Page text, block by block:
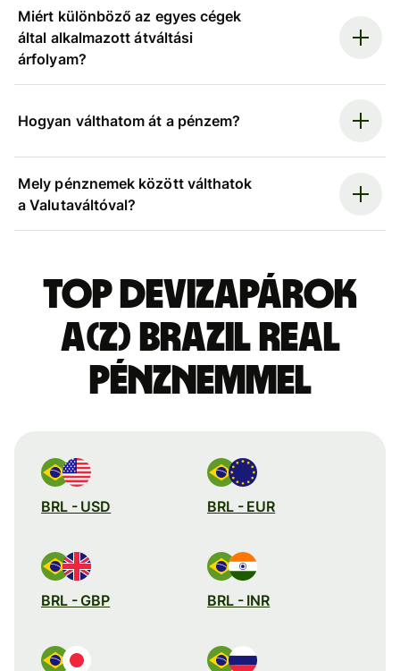
Miért különböző az egyes cégek
által alkalmazott átváltási
árfolyam?
Hogyan válthatom át a pénzem?
Mely pénznemek között válthatok
a Valutaváltóval?
Top devizapárok
a(z) brazil real
pénznemmel
BRL - USD BRL - EUR
BRL - GBP BRL - INR